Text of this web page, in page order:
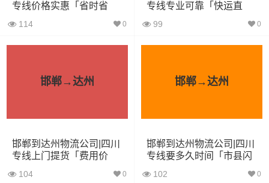
58立方 9.6×2.4×2.5
13米货车 80立方 33吨 13×2.4×2.8
已发过承德到达州物流专线的货主告诉大家如果你选择了
一家不靠谱的物流公司，可能会面临以下风险和损失：
专线价格实惠「省时省
114 0
专线专业可靠「快运直
99 0
邯郸→达州
邯郸到达州物流公司|四川
专线上门提货「费用价
104 0
邯郸→达州
邯郸到达州物流公司|四川
专线要多久时间「市县闪
102 0